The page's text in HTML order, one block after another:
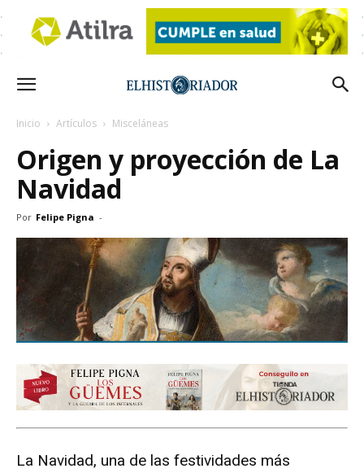
Inicio Artículos Misceláneas
Origen y proyección de La
Navidad
Por Felipe Pigna -
La Navidad, una de las festividades más